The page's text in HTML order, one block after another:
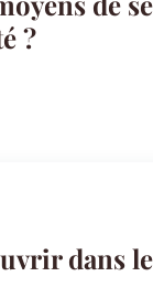
?
dans